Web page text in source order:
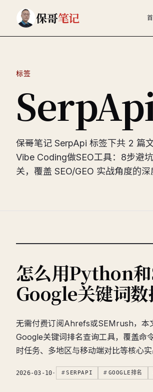
保哥笔记
标签
保哥笔记 SerpApi 标签下共 2 篇
Vibe Coding做SEO工具：8步避
关，覆盖 SEO/GEO 实战角度的深
怎么用Python
Google关键词数
无需付费订阅Ahrefs或SEMrush，
Google关键词排名查询工具，覆盖命
时任务、多地区与移动端对比等核心实
2026-03-10 · SERPAPI GOOGLE排名